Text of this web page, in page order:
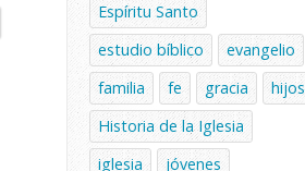
Espíritu Santo
estudio bíblico
evangelio
familia
fe gracia
hijos
Historia de la Iglesia
iglesia
jóvenes